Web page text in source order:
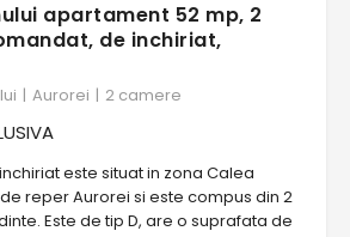
apartament 52 mp, 2
de inchiriat,
| Aurorei | 2 camere
este situat in zona Calea
reper Aurorei si este compus din 2
Este de tip D, are o suprafata de